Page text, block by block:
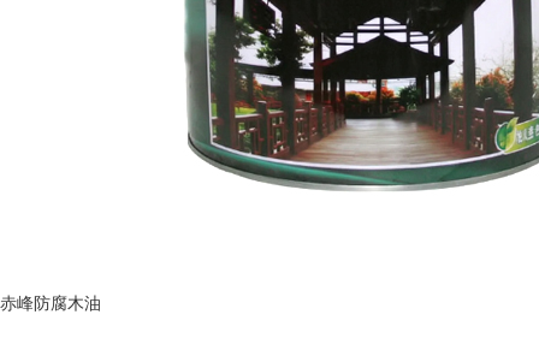
赤峰防腐木油